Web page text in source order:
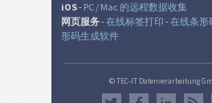
iOS- PC / Mac 的远程数据收集
网页服务-在线标签打印 -在线条形
形码生成软件
© TEC-IT Datenverarbeitung